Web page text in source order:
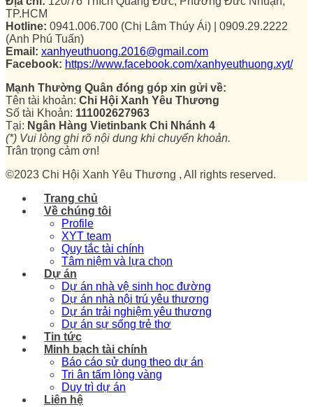
TP.HCM
Hotline: 0941.006.700 (Chị Lâm Thúy Ái) | 0909.29.2222
(Anh Phú Tuấn)
Email: xanhyeuthuong.2016@gmail.com
Facebook: https://www.facebook.com/xanhyeuthuong.xyt/
Mạnh Thường Quân đóng góp xin gửi về:
Tên tài khoản: Chi Hội Xanh Yêu Thương
Số tài Khoản: 111002627963
Tại: Ngân Hàng Vietinbank Chi Nhánh 4
(*) Vui lòng ghi rõ nội dung khi chuyển khoản.
Trân trọng cảm ơn!
©2023 Chi Hội Xanh Yêu Thương , All rights reserved.
Trang chủ
Về chúng tôi
Profile
XYT team
Quy tắc tài chính
Tâm niệm và lựa chọn
Dự án
Dự án nhà vệ sinh học đường
Dự án nhà nội trú yêu thương
Dự án trải nghiệm yêu thương
Dự án sự sống trẻ thơ
Tin tức
Minh bạch tài chính
Báo cáo sử dụng theo dự án
Tri ân tấm lòng vàng
Duy trì dự án
Liên hệ